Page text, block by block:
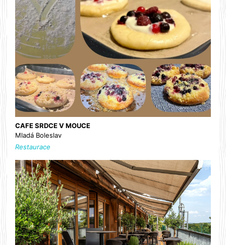
CAFE SRDCE V MOUCE
Mladá Boleslav
Restaurace